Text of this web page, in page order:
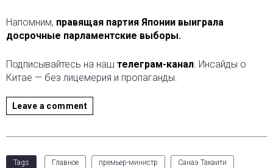
Напомним, правящая партия Японии выиграла
досрочные парламентские выборы.
Подписывайтесь на наш телеграм-канал. Инсайды о
Китае — без лицемерия и пропаганды.
Leave a comment
Tags Главное премьер-министр Санаэ Такаити